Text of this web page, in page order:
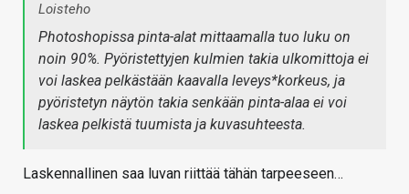
Loisteho
Photoshopissa pinta-alat mittaamalla tuo luku on
noin 90%. Pyöristettyjen kulmien takia ulkomittoja ei
voi laskea pelkästään kaavalla leveys*korkeus, ja
pyöristetyn näytön takia senkään pinta-alaa ei voi
laskea pelkistä tuumista ja kuvasuhteesta.
Laskennallinen saa luvan riittää tähän tarpeeseen…